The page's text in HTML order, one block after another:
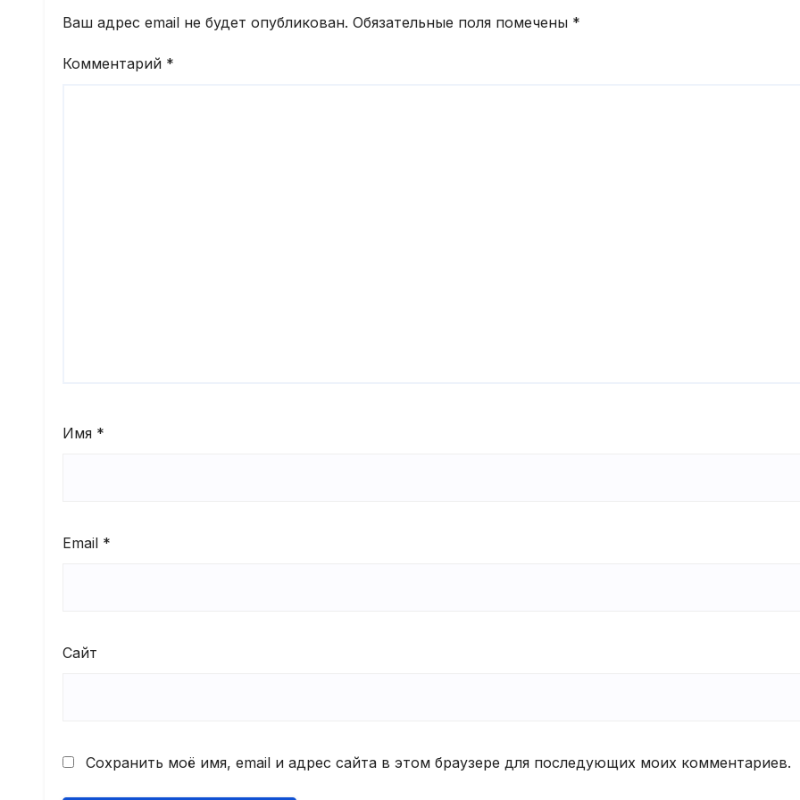
Ваш адрес email не будет опубликован. Обязательные поля помечены *
Комментарий *
Имя *
Email *
Сайт
Сохранить моё имя, email и адрес сайта в этом браузере для последующих моих комментариев.